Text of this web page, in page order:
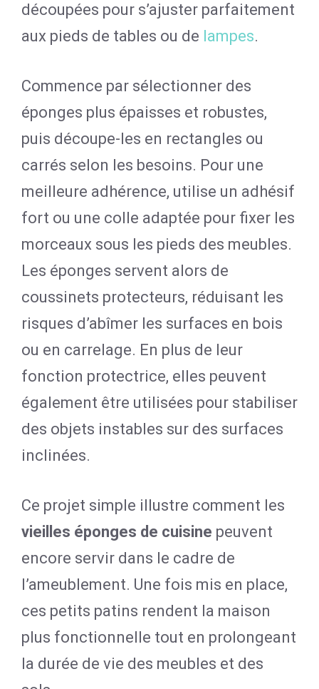
découpées pour s’ajuster parfaitement
aux pieds de tables ou de lampes.
Commence par sélectionner des
éponges plus épaisses et robustes,
puis découpe-les en rectangles ou
carrés selon les besoins. Pour une
meilleure adhérence, utilise un adhésif
fort ou une colle adaptée pour fixer les
morceaux sous les pieds des meubles.
Les éponges servent alors de
coussinets protecteurs, réduisant les
risques d’abîmer les surfaces en bois
ou en carrelage. En plus de leur
fonction protectrice, elles peuvent
également être utilisées pour stabiliser
des objets instables sur des surfaces
inclinées.
Ce projet simple illustre comment les
vieilles éponges de cuisine peuvent
encore servir dans le cadre de
l’ameublement. Une fois mis en place,
ces petits patins rendent la maison
plus fonctionnelle tout en prolongeant
la durée de vie des meubles et des